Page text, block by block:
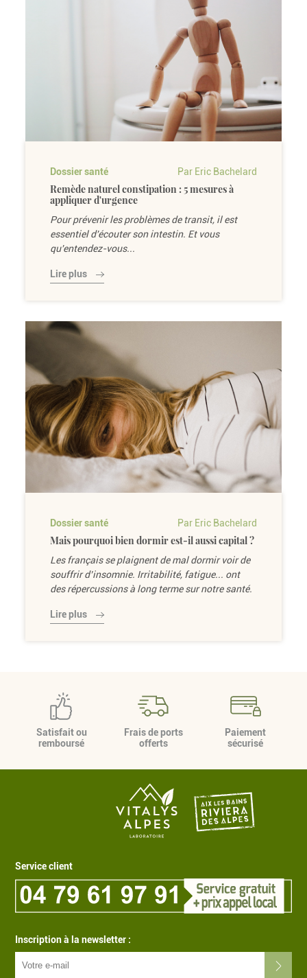
Dossier santé Par Eric Bachelard
Remède naturel constipation : 5 mesures à
appliquer d'urgence
Pour prévenir les problèmes de transit, il est
essentiel d'écouter son intestin. Et vous
qu'entendez-vous...
Lire plus
Dossier santé Par Eric Bachelard
Mais pourquoi bien dormir est-il aussi capital ?
Les français se plaignent de mal dormir voir de
souffrir d’insomnie. Irritabilité, fatigue... ont
des répercussions à long terme sur notre santé.
Lire plus
Satisfait ou
remboursé
Frais de ports
offerts
Paiement
sécurisé
Inscription à la newsletter :
Service client